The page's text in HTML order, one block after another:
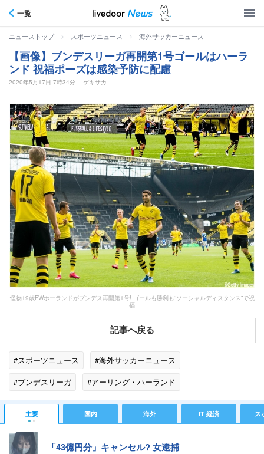
一覧
ニューストップ > スポーツニュース > 海外サッカーニュース
【画像】ブンデスリーガ再開第1号ゴールはハーラ
ンド 祝福ポーズは感染予防に配慮
2020年5月17日 7時34分 ゲキサカ
怪物19歳FWホーランドがブンデス再開第1号! ゴールも勝利も“ソーシャルディスタンス”で祝
福
記事へ戻る
#スポーツニュース
#海外サッカーニュース
#ブンデスリーガ
#アーリング・ハーランド
#スポーツニュース・トピックス
主要 国内 海外 IT 経済 ス
「43億円分」キャンセル? 女逮捕